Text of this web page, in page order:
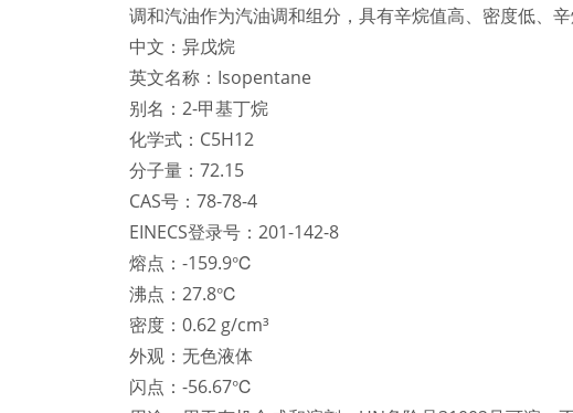
调和汽油作为汽油调和组分，具有辛烷值高、密度低、
中文：异戊烷
英文名称：Isopentane
别名：2-甲基丁烷
化学式：C5H12
分子量：72.15
CAS号：78-78-4
EINECS登录号：201-142-8
熔点：-159.9℃
沸点：27.8℃
密度：0.62 g/cm³
外观：无色液体
闪点：-56.67℃